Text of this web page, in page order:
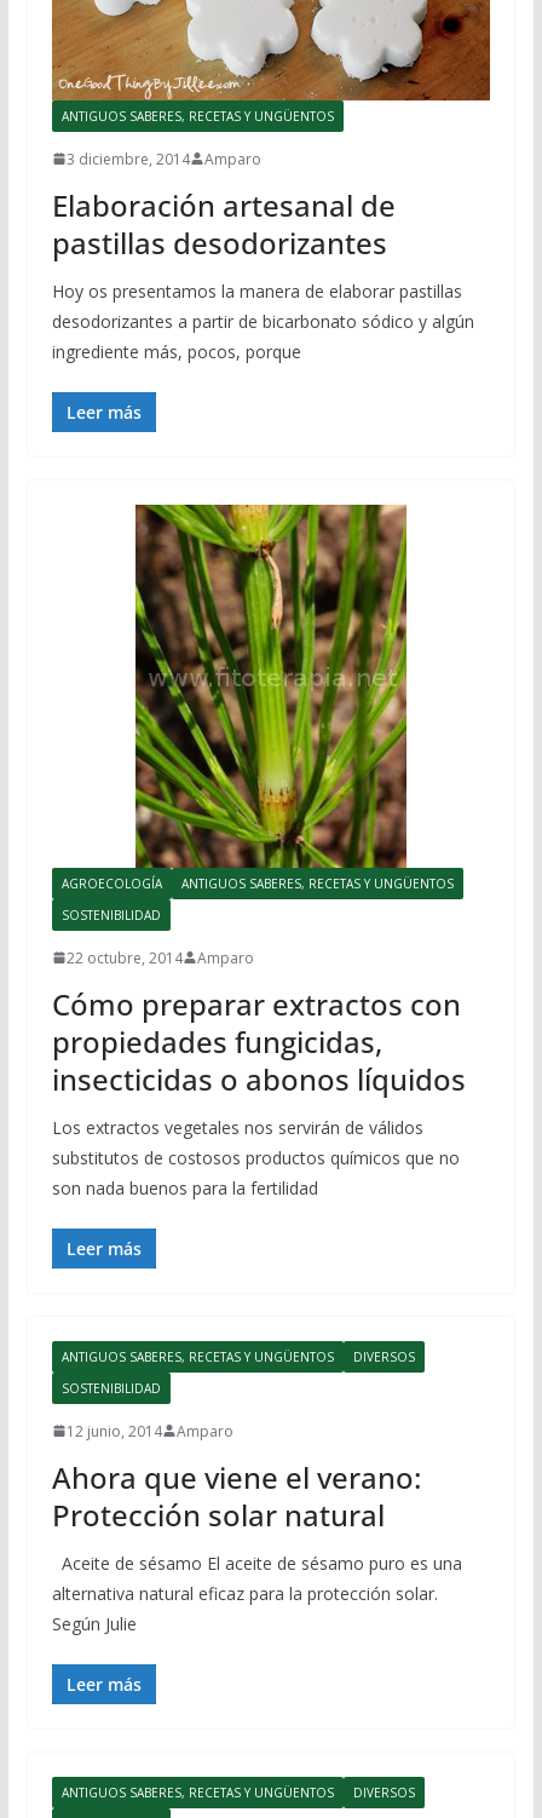
ANTIGUOS SABERES, RECETAS Y UNGÜENTOS
3 diciembre, 2014 Amparo
Elaboración artesanal de
pastillas desodorizantes
Hoy os presentamos la manera de elaborar pastillas
desodorizantes a partir de bicarbonato sódico y algún
ingrediente más, pocos, porque
Leer más
AGROECOLOGÍA
ANTIGUOS SABERES, RECETAS Y UNGÜENTOS
SOSTENIBILIDAD
22 octubre, 2014 Amparo
Cómo preparar extractos con
propiedades fungicidas,
insecticidas o abonos líquidos
Los extractos vegetales nos servirán de válidos
substitutos de costosos productos químicos que no
son nada buenos para la fertilidad
Leer más
ANTIGUOS SABERES, RECETAS Y UNGÜENTOS
DIVERSOS
SOSTENIBILIDAD
12 junio, 2014 Amparo
Ahora que viene el verano:
Protección solar natural
Aceite de sésamo El aceite de sésamo puro es una
alternativa natural eficaz para la protección solar.
Según Julie
Leer más
ANTIGUOS SABERES, RECETAS Y UNGÜENTOS
DIVERSOS